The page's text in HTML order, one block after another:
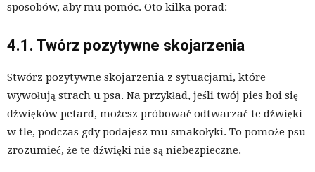
sposobów, aby mu pomóc. Oto kilka porad:
4.1. Twórz pozytywne skojarzenia
Stwórz pozytywne skojarzenia z sytuacjami, które
wywołują strach u psa. Na przykład, jeśli twój pies boi się
dźwięków petard, możesz próbować odtwarzać te dźwięki
w tle, podczas gdy podajesz mu smakołyki. To pomoże psu
zrozumieć, że te dźwięki nie są niebezpieczne.